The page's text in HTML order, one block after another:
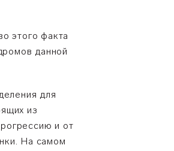
этого факта
данной
для
из
и от
На самом